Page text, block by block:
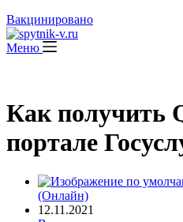
Вакцинировано
Меню
Как получить
портале
(Онлайн)
12.11.2021